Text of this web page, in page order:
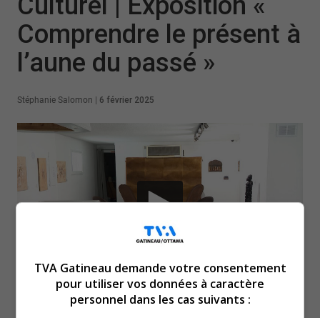
Comprendre le présent à
l’aune du passé »
Stéphanie Salomon 6 février 2025
Au Centre d’art contemporain de l’Outaouais, le
TVA Gatineau demande votre consentement
pour utiliser vos données à caractère
personnel dans les cas suivants :